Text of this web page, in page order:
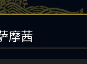
摩茜